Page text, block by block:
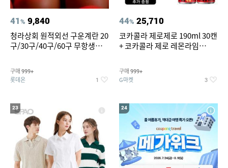
41% 9,840
청라상회 원적외선 구운계란 20
구/30구/40구/60구 무항생제
구매 999+
롯데온 1
44% 25,710
코카콜라 제로제로 190ml 30캔
+ 코카콜라 제로 레몬라임
티커 세트
구매 999+
G마켓 3
23 24